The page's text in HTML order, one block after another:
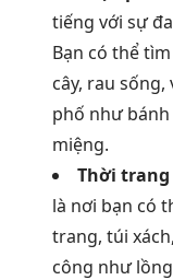
tiếng với sự
Bạn có thể
cây, rau
phố như
miệng.
Thời trang
là nơi bạn có
trang, túi
công như